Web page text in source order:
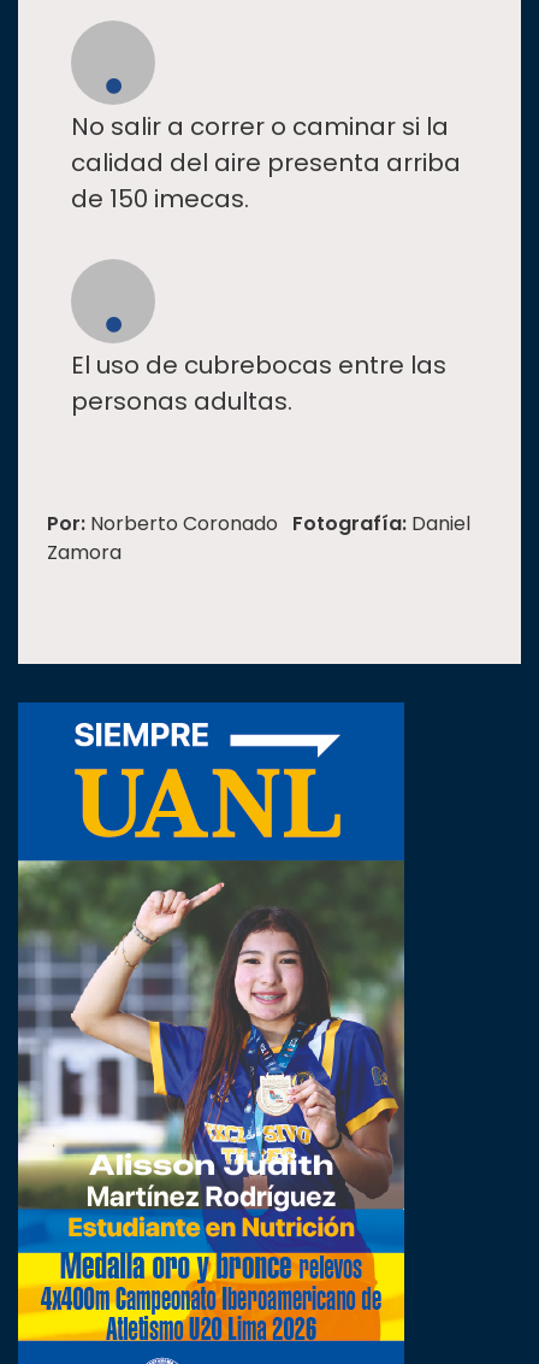
No salir a correr o caminar si la
calidad del aire presenta arriba
de 150 imecas.
El uso de cubrebocas entre las
personas adultas.
Por: Norberto Coronado Fotografía: Daniel
Zamora